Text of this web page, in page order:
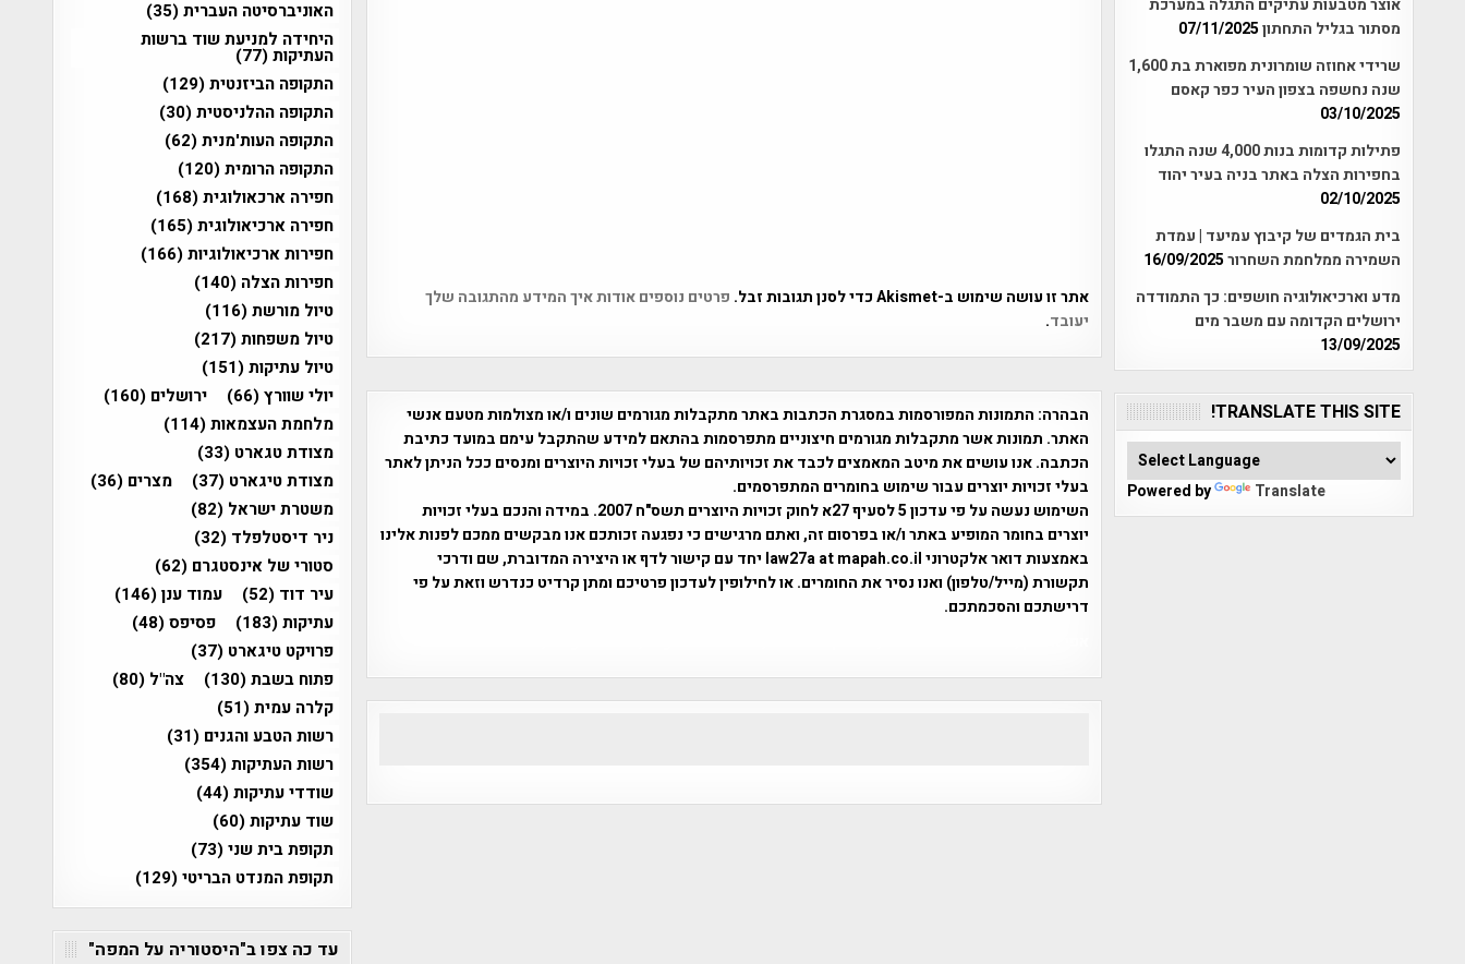
אתר זו עושה שימוש ב-Akismet כדי לסנן תגובות זבל.
פרטים נוספים אודות איך המידע מהתגובה שלך
יעובד.
הבהרה: התמונות המפורסמות במסגרת הכתבות באתר מתקבלות מגורמים שונים ו/או מצולמות מטעם אנשי
האתר. תמונות אשר מתקבלות מגורמים חיצוניים מתפרסמות בהתאם למידע שהתקבל עימם במועד כתיבת
הכתבה. אנו עושים את מיטב המאמצים לכבד את זכויותיהם של בעלי זכויות היוצרים ומנסים ככל הניתן לאתר
בעלי זכויות יוצרים עבור שימוש בחומרים המתפרסמים.
השימוש נעשה על פי עדכון 5 לסעיף 27א לחוק זכויות היוצרים תשס"ח 2007. במידה והנכם בעלי זכויות
יוצרים בחומר המופיע באתר ו/או בפרסום זה, ואתם מרגישים כי נפגעה זכותכם אנו מבקשים ממכם לפנות אלינו
באמצעות דואר אלקטרוני law27a at mapah.co.il יחד עם קישור לדף או היצירה המדוברת, שם ודרכי
תקשורת (מייל/טלפון) ואנו נסיר את החומרים. או לחילופין לעדכון פרטיכם ומתן קרדיט כנדרש וזאת על פי
דרישתכם והסכמתכם.
אוצר מטבעות עתיקים התגלה במערכת
מסתור בגליל התחתון07/11/2025
שרידי אחוזה שומרונית מפוארת בת 1,600
שנה נחשפה בצפון העיר כפר קאסם
03/10/2025
פתילות קדומות בנות 4,000 שנה התגלו
בחפירות הצלה באתר בניה בעיר יהוד
02/10/2025
בית הגמדים של קיבוץ עמיעד | עמדת
השמירה ממלחמת השחרור16/09/2025
מדע וארכיאולוגיה חושפים: כך התמודדה
ירושלים הקדומה עם משבר מים
13/09/2025
TRANSLATE THIS SITE!
Powered by Translate
האוניברסיטה העברית(35)
היחידה למניעת שוד ברשות
העתיקות(77)
התקופה הביזנטית(129)
התקופה ההלניסטית(30)
התקופה העות'מנית(62)
התקופה הרומית(120)
חפירה ארכאולוגית(168)
חפירה ארכיאולוגית(165)
חפירות ארכיאולוגיות(166)
חפירות הצלה (140)
טיול מורשת(116)
טיול משפחות(217)
טיול עתיקות(151)
יולי שוורץ(66) ירושלים (160)
מלחמת העצמאות(114)
מצודת טגארט (33)
מצודת טיגארט (37) מצרים (36)
משטרת ישראל (82)
ניר דיסטלפלד (32)
סטורי של אינסטגרם (62)
עיר דוד (52) עמוד ענן(146)
עתיקות(183) פסיפס(48)
פרויקט טיגארט (37)
פתוח בשבת(130) צה"ל (80)
קלרה עמית(51)
רשות הטבע והגנים (31)
רשות העתיקות(354)
שודדי עתיקות(44)
שוד עתיקות(60)
תקופת בית שני(73)
תקופת המנדט הבריטי(129)
עד כה צפו ב"היסטוריה על המפה"